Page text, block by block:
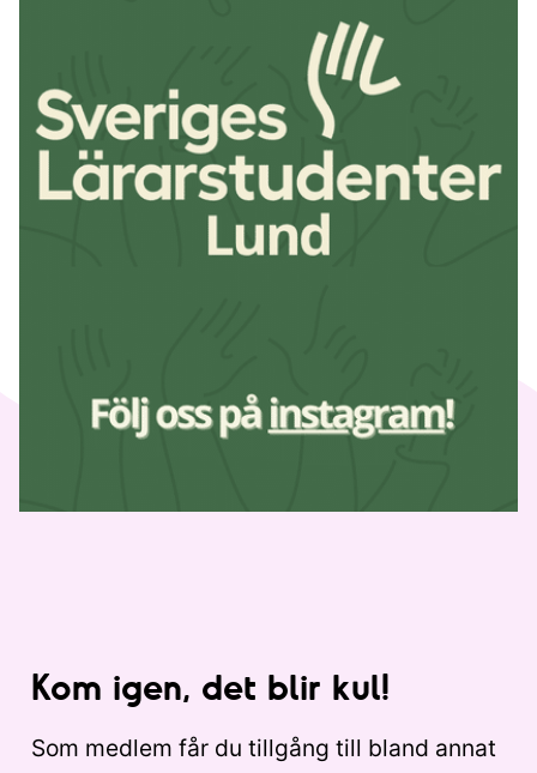
Kom igen, det blir kul!
Som medlem får du tillgång till bland annat